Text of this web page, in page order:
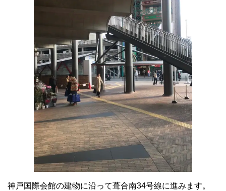
神戸国際会館の建物に沿って葺合南34号線に進みます。